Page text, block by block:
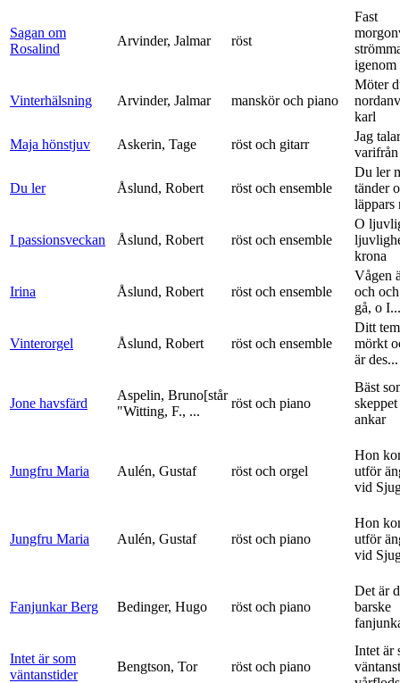
Sagan om
Rosalind
Arvinder, Jalmar röst
Fast
igenom
Vinterhälsning Arvinder, Jalmar manskör och piano
Möter
karl
Maja hönstjuv
Askerin, Tage röst och gitarr
Jag
Du ler Åslund, Robert röst och ensemble
Du ler
tänder
läppars
I passionsveckan Åslund, Robert röst och ensemble
O
krona
Irina Åslund, Robert röst och ensemble
Vågen
och
gå, o I...
Vinterorgel Åslund, Robert röst och ensemble
Ditt
mörkt
är des...
Jone havsfärd
Aspelin, Bruno[står
"Witting, F., ...
röst och piano
Bäst
ankar
Jungfru Maria Aulén, Gustaf röst och orgel
Hon
utför
vid
Jungfru Maria Aulén, Gustaf röst och piano
Hon
utför
vid
Fanjunkar Berg Bedinger, Hugo röst och piano
Det är
barske
Intet är som
väntanstider
Bengtson, Tor röst och piano
Intet är